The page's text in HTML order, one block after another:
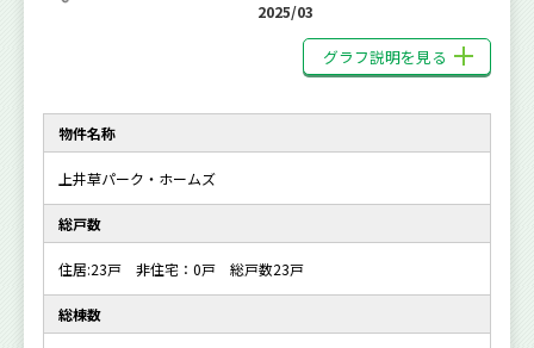
2025/03
グラフ説明を見る
物件名称
上井草パーク・ホームズ
総戸数
住居:23戸 非住宅：0戸 総戸数23戸
総棟数